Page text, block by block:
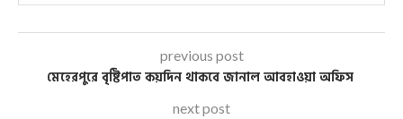
previous post
মেহেরপুরে বৃষ্টিপাত কয়দিন থাকবে জানাল আবহাওয়া অফিস
next post